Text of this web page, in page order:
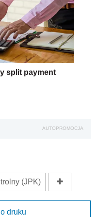
split payment
AUTOPROMOCJA
(JPK)
druku